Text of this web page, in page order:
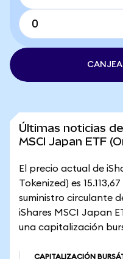
Últimas noticias
MSCI Japan ETF
El precio actual de
Tokenized) es
suministro circulante
iShares MSCI Japan
una capitalización
CAPITALIZACIÓN